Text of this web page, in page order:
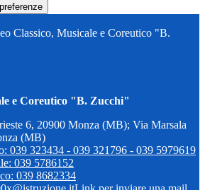
Classico, Musicale e Coreutico "B.
e Coreutico "B. Zucchi"
6, 20900 Monza (MB); Via Marsala
(MB)
039 323434 - 039 321796 - 039 5979619
039 5786152
039 8682334